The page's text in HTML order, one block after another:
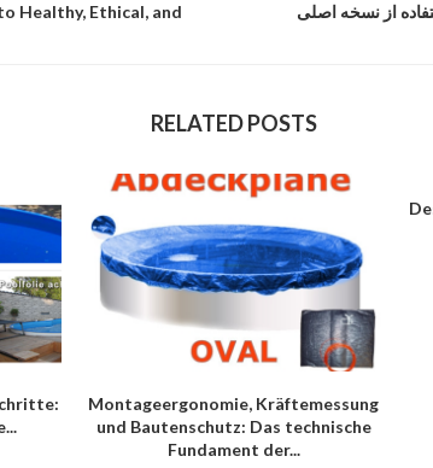
Healthy, Ethical, and
از نسخه اصلی
RELATED POSTS
Montageergonomie, Kräftemessung
und Bautenschutz: Das technische
Fundament der...